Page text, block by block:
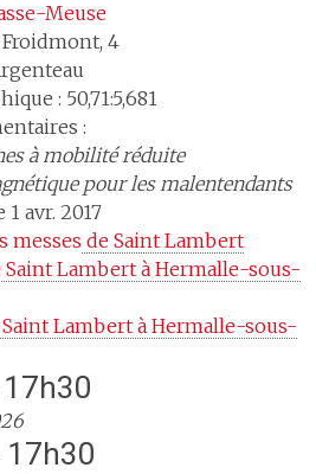
Meuse
Froidmont, 4
: 50,71:5,681
:
à mobilité réduite
pour les malentendants
avr. 2017
messes de Saint Lambert
Saint Lambert à Hermalle-sous-
Lambert à Hermalle-sous-
17h30